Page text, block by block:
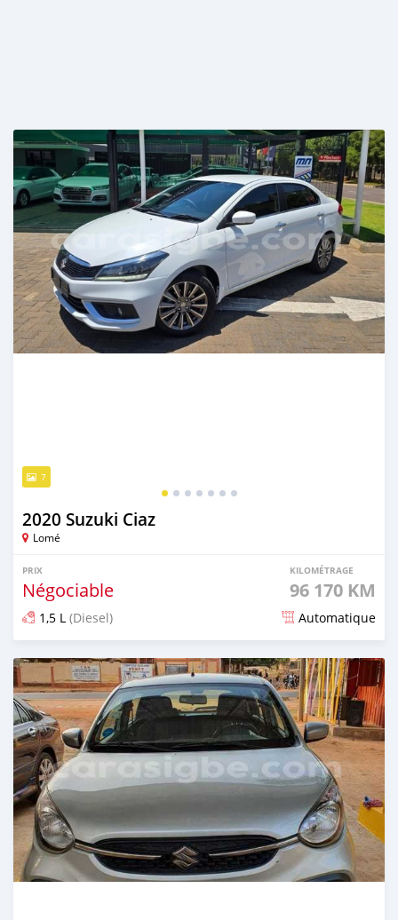
7
2020 Suzuki Ciaz
Lomé
PRIX
Négociable
KILOMÉTRAGE
96 170 KM
1,5 L (Diesel) Automatique
Publié il y a plus d'un an